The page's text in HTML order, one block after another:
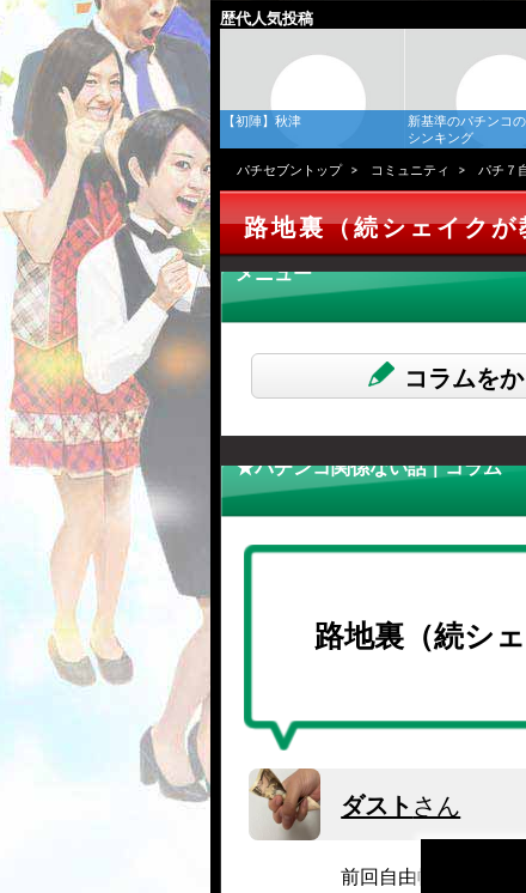
歴代人気投稿
【初陣】秋津
新基準のパチンコ
シンキング
パチセブントップ コミュニティ パチ７
路地裏（続シェイク
メニュー
コラムをか
★パチンコ関係ない話 | コラム
路地裏（続シ
ダストさん
前回自由帳に投稿し